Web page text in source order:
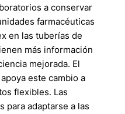
a conservar
farmacéuticas
en las tuberías de
más información
mejorada. El
este cambio a
flexibles. Las
para adaptarse a las